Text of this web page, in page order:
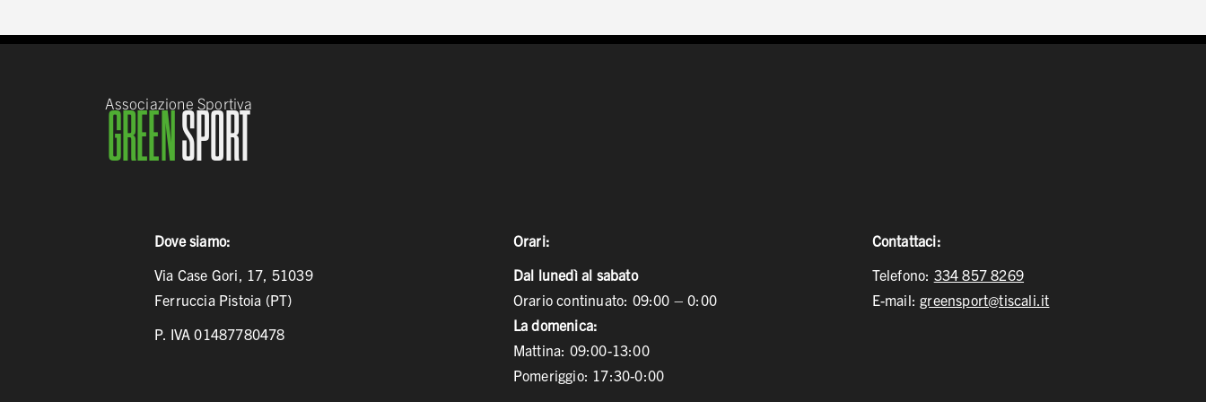
Associazione Sportiva
GREENSPORT
Dove siamo:
Via Case Gori, 17, 51039
Ferruccia Pistoia (PT)
P. IVA 01487780478
Orari:
Dal lunedì al sabato
Orario continuato: 09:00 – 0:00
La domenica:
Mattina: 09:00-13:00
Pomeriggio: 17:30-0:00
Contattaci:
Telefono: 334 857 8269
E-mail:greensport@tiscali.it